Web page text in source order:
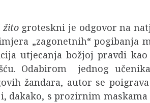
žitogroteskni je odgovor na
„zagonetnih“ pogibanja
utjecanja božjoj pravdi
Odabirom jednog
žandara, autor se
s prozirnim